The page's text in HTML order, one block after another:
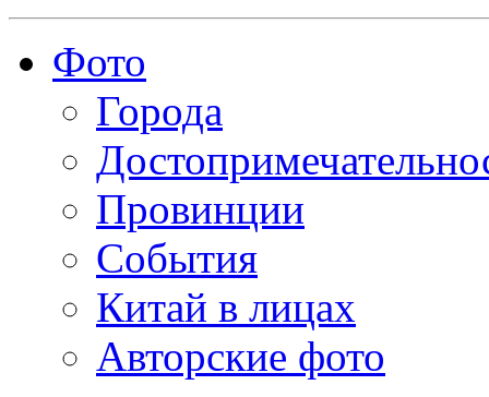
Фото
Города
Провинции
События
Китай в лицах
Авторские фото